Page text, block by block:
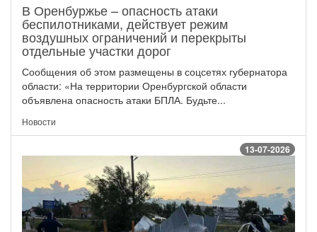
В Оренбуржье – опасность атаки
беспилотниками, действует режим
воздушных ограничений и перекрыты
отдельные участки дорог
Сообщения об этом размещены в соцсетях губернатора
области: «На территории Оренбургской области
объявлена опасность атаки БПЛА. Будьте...
Новости
13-07-2026